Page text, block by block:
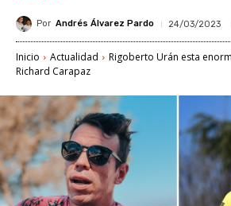
Por Andrés Álvarez Pardo 24/03/2023
Inicio Actualidad
Rigoberto Urán esta
Richard Carapaz